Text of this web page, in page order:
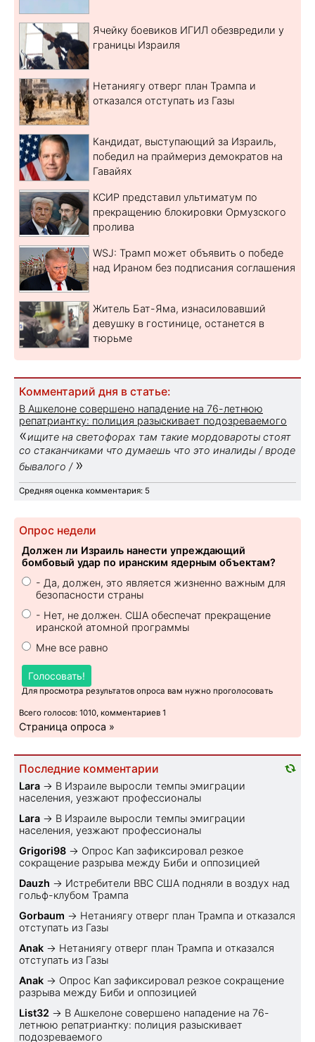
Ячейку боевиков ИГИЛ обезвредили у
границы Израиля
Нетаниягу отверг план Трампа и
отказался отступать из Газы
Кандидат, выступающий за Израиль,
победил на праймериз демократов на
Гавайях
КСИР представил ультиматум по
прекращению блокировки Ормузского
пролива
WSJ: Трамп может объявить о победе
над Ираном без подписания соглашения
Житель Бат-Яма, изнасиловавший
девушку в гостинице, останется в
тюрьме
Комментарий дня в статье:
В Ашкелоне совершено нападение на 76-летнюю
репатриантку: полиция разыскивает подозреваемого
«ищите на светофорах там такие мордовароты стоят
со стаканчиками что думаешь что это иналиды / вроде
бывалого / »
Средняя оценка комментария: 5
Опрос недели
Должен ли Израиль нанести упреждающий
бомбовый удар по иранским ядерным объектам?
- Да, должен, это является жизненно важным для
безопасности страны
- Нет, не должен. США обеспечат прекращение
иранской атомной программы
Мне все равно
Голосовать!
Для просмотра результатов опроса вам нужно проголосовать
Всего голосов: 1010, комментариев 1
Страница опроса »
Последние комментарии
Lara → В Израиле выросли темпы эмиграции
населения, уезжают профессионалы
Lara → В Израиле выросли темпы эмиграции
населения, уезжают профессионалы
Grigori98 → Опрос Kan зафиксировал резкое
сокращение разрыва между Биби и оппозицией
Dauzh → Истребители ВВС США подняли в воздух над
гольф-клубом Трампа
Gorbaum → Нетаниягу отверг план Трампа и отказался
отступать из Газы
Anak → Нетаниягу отверг план Трампа и отказался
отступать из Газы
Anak → Опрос Kan зафиксировал резкое сокращение
разрыва между Биби и оппозицией
List32 → В Ашкелоне совершено нападение на 76-
летнюю репатриантку: полиция разыскивает
подозреваемого